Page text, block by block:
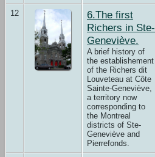
12
6.The first
Richers in Ste-
Geneviève.
A brief history of
the establishement
of the Richers dit
Louveteau at Côte
Sainte-Geneviève,
a territory now
corresponding to
the Montreal
districts of Ste-
Geneviève and
Pierrefonds.